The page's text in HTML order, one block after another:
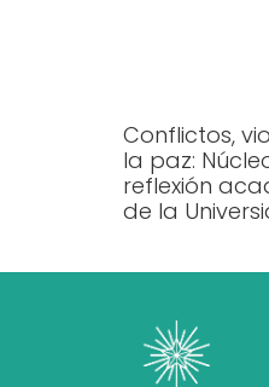
Conflictos,
la paz:
reflexión
de la